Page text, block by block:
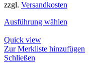
zzgl. Versandkosten
Ausführung wählen
Quick view
Zur Merkliste hinzufügen
Schließen